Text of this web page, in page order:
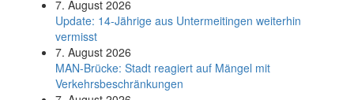
7. August 2026
Update: 14-Jährige aus Untermeitingen weiterhin
vermisst
7. August 2026
MAN-Brücke: Stadt reagiert auf Mängel mit
Verkehrsbeschränkungen